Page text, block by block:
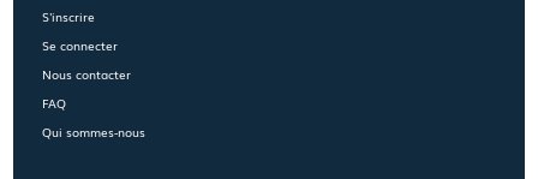
S'inscrire
Se connecter
Nous contacter
FAQ
Qui sommes-nous